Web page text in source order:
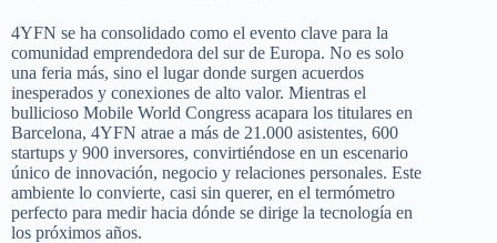
4YFN se ha consolidado como el evento clave para la
comunidad emprendedora del sur de Europa. No es solo
una feria más, sino el lugar donde surgen acuerdos
inesperados y conexiones de alto valor. Mientras el
bullicioso Mobile World Congress acapara los titulares en
Barcelona, 4YFN atrae a más de 21.000 asistentes, 600
startups y 900 inversores, convirtiéndose en un escenario
único de innovación, negocio y relaciones personales. Este
ambiente lo convierte, casi sin querer, en el termómetro
perfecto para medir hacia dónde se dirige la tecnología en
los próximos años.